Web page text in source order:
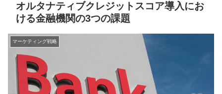
オルタナティブクレジットスコア導入にお
ける金融機関の3つの課題
マーケティング戦略